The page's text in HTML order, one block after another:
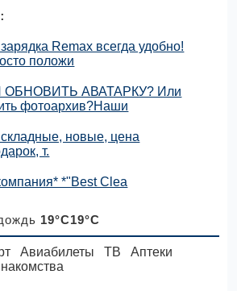
Remax всегда удобно!
положи
АВАТАРКУ? Или
фотоархив?Наши
новые, цена
т.
*"Best Clea
19°C19°C
Авиабилеты ТВ
Аптеки